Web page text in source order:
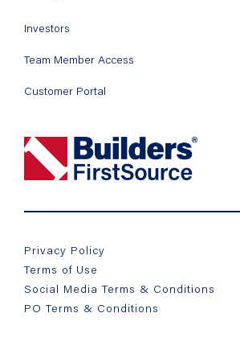
Investors
Team Member Access
Customer Portal
Privacy Policy
Terms of Use
Social Media Terms & Conditions
PO Terms & Conditions